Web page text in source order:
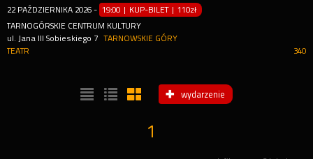
22 PAŹDZIERNIKA 2026 - 19:00 | KUP-BILET |110zł
TARNOGÓRSKIE CENTRUM KULTURY
ul. Jana III Sobieskiego 7
TARNOWSKIE GÓRY
340
TEATR
wydarzenie
1